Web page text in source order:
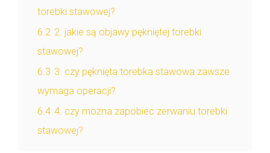
torebki stawowej?
6.2 2. jakie są objawy pękniętej torebki
stawowej?
6.3 3. czy pęknięta torebka stawowa zawsze
wymaga operacji?
6.4 4. czy można zapobiec zerwaniu torebki
stawowej?